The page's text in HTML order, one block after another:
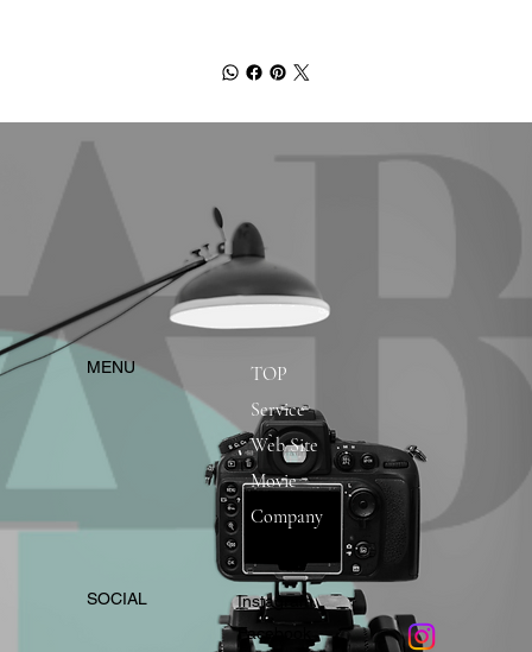
​MENU
TOP
Service
Web Site
Movie
Company
​SOCIAL
Instagram
​Facebook